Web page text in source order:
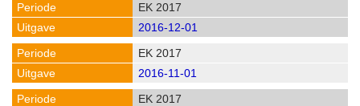
EK 2017
2016-12-01
EK 2017
2016-11-01
EK 2017